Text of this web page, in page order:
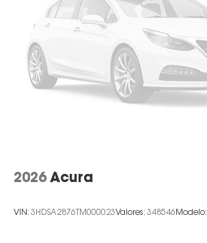
2026 Acura
VIN: 3HDSA2876TM000023Valores: 348546 Modelo: